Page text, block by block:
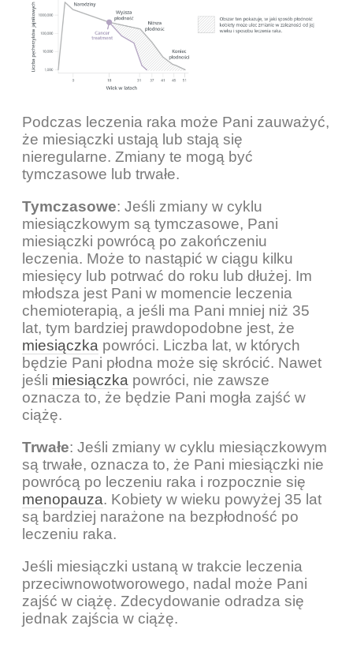
Podczas leczenia raka może Pani zauważyć,
że miesiączki ustają lub stają się
nieregularne. Zmiany te mogą być
tymczasowe lub trwałe.
Tymczasowe: Jeśli zmiany w cyklu
miesiączkowym są tymczasowe, Pani
miesiączki powrócą po zakończeniu
leczenia. Może to nastąpić w ciągu kilku
miesięcy lub potrwać do roku lub dłużej. Im
młodsza jest Pani w momencie leczenia
chemioterapią, a jeśli ma Pani mniej niż 35
lat, tym bardziej prawdopodobne jest, że
miesiączka powróci. Liczba lat, w których
będzie Pani płodna może się skrócić. Nawet
jeśli miesiączka powróci, nie zawsze
oznacza to, że będzie Pani mogła zajść w
ciążę.
Trwałe: Jeśli zmiany w cyklu miesiączkowym
są trwałe, oznacza to, że Pani miesiączki nie
powrócą po leczeniu raka i rozpocznie się
menopauza. Kobiety w wieku powyżej 35 lat
są bardziej narażone na bezpłodność po
leczeniu raka.
Jeśli miesiączki ustaną w trakcie leczenia
przeciwnowotworowego, nadal może Pani
zajść w ciążę. Zdecydowanie odradza się
jednak zajścia w ciążę.